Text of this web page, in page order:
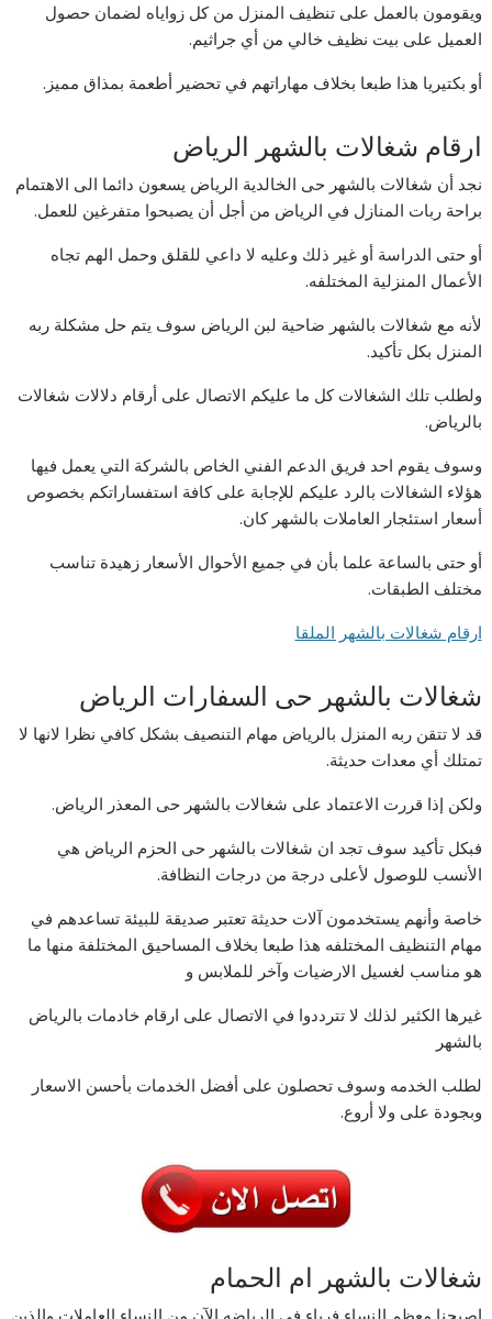
ويقومون بالعمل على تنظيف المنزل من كل زواياه لضمان حصول
العميل على بيت نظيف خالي من أي جراثيم.
أو بكتيريا هذا طبعا بخلاف مهاراتهم في تحضير أطعمة بمذاق مميز.
ارقام شغالات بالشهر الرياض
نجد أن شغالات بالشهر حى الخالدية الرياض يسعون دائما الى الاهتمام
براحة ربات المنازل في الرياض من أجل أن يصبحوا متفرغين للعمل.
أو حتى الدراسة أو غير ذلك وعليه لا داعي للقلق وحمل الهم تجاه
الأعمال المنزلية المختلفه.
لأنه مع شغالات بالشهر ضاحية لبن الرياض سوف يتم حل مشكلة ربه
المنزل بكل تأكيد.
ولطلب تلك الشغالات كل ما عليكم الاتصال على أرقام دلالات شغالات
بالرياض.
وسوف يقوم احد فريق الدعم الفني الخاص بالشركة التي يعمل فيها
هؤلاء الشغالات بالرد عليكم للإجابة على كافة استفساراتكم بخصوص
أسعار استئجار العاملات بالشهر كان.
أو حتى بالساعة علما بأن في جميع الأحوال الأسعار زهيدة تناسب
مختلف الطبقات.
ارقام شغالات بالشهر الملقا
شغالات بالشهر حى السفارات الرياض
قد لا تتقن ربه المنزل بالرياض مهام التنصيف بشكل كافي نظرا لانها لا
تمتلك أي معدات حديثة.
ولكن إذا قررت الاعتماد على شغالات بالشهر حى المعذر الرياض.
فبكل تأكيد سوف تجد ان شغالات بالشهر حى الحزم الرياض هي
الأنسب للوصول لأعلى درجة من درجات النظافة.
خاصة وأنهم يستخدمون آلات حديثة تعتبر صديقة للبيئة تساعدهم في
مهام التنظيف المختلفه هذا طبعا بخلاف المساحيق المختلفة منها ما
هو مناسب لغسيل الارضيات وآخر للملابس و
غيرها الكثير لذلك لا تترددوا في الاتصال على ارقام خادمات بالرياض
بالشهر
لطلب الخدمه وسوف تحصلون على أفضل الخدمات بأحسن الاسعار
وبجودة على ولا أروع.
شغالات بالشهر ام الحمام
اصبحنا معظم النساء فرياء في الرياضه الآن من النساء العاملات والذين